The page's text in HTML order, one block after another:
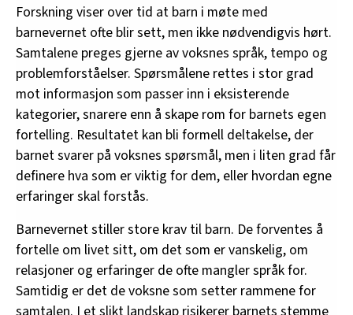
Forskning viser over tid at barn i møte med
barnevernet ofte blir sett, men ikke nødvendigvis hørt.
Samtalene preges gjerne av voksnes språk, tempo og
problemforståelser. Spørsmålene rettes i stor grad
mot informasjon som passer inn i eksisterende
kategorier, snarere enn å skape rom for barnets egen
fortelling. Resultatet kan bli formell deltakelse, der
barnet svarer på voksnes spørsmål, men i liten grad får
definere hva som er viktig for dem, eller hvordan egne
erfaringer skal forstås.
Barnevernet stiller store krav til barn. De forventes å
fortelle om livet sitt, om det som er vanskelig, om
relasjoner og erfaringer de ofte mangler språk for.
Samtidig er det de voksne som setter rammene for